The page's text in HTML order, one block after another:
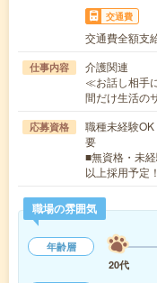
交通費
交通費全額支
仕事内容
介護関連
≪お話し相手
間だけ生活の
応募資格
職種未経験
要
■無資格・未
以上採用予定
職場の雰囲気
年齢層
20代